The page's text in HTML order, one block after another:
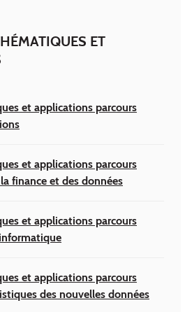
ET
et applications parcours
et applications parcours
finance et des données
et applications parcours
et applications parcours
des nouvelles données